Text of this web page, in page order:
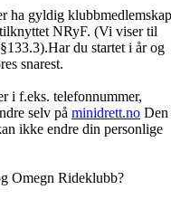
ha gyldig klubbmedlemskap
NRyF. (Vi viser til
du startet i år og
snarest.
i f.eks. telefonnummer,
selv på minidrett.no Den
ikke endre din personlige
Omegn Rideklubb?